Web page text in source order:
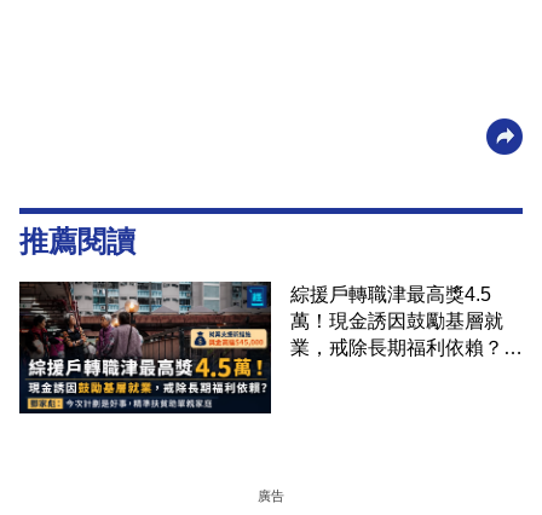
推薦閱讀
綜援戶轉職津最高獎4.5
萬！現金誘因鼓勵基層就
業，戒除長期福利依賴？鄧
廣告